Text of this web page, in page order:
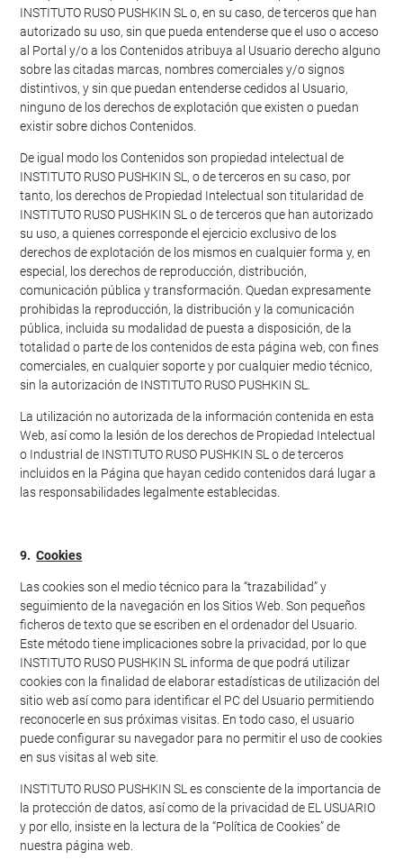
INSTITUTO RUSO PUSHKIN SL o, en su caso, de terceros que han
autorizado su uso, sin que pueda entenderse que el uso o acceso
al Portal y/o a los Contenidos atribuya al Usuario derecho alguno
sobre las citadas marcas, nombres comerciales y/o signos
distintivos, y sin que puedan entenderse cedidos al Usuario,
ninguno de los derechos de explotación que existen o puedan
existir sobre dichos Contenidos.
De igual modo los Contenidos son propiedad intelectual de
INSTITUTO RUSO PUSHKIN SL, o de terceros en su caso, por
tanto, los derechos de Propiedad Intelectual son titularidad de
INSTITUTO RUSO PUSHKIN SL o de terceros que han autorizado
su uso, a quienes corresponde el ejercicio exclusivo de los
derechos de explotación de los mismos en cualquier forma y, en
especial, los derechos de reproducción, distribución,
comunicación pública y transformación. Quedan expresamente
prohibidas la reproducción, la distribución y la comunicación
pública, incluida su modalidad de puesta a disposición, de la
totalidad o parte de los contenidos de esta página web, con fines
comerciales, en cualquier soporte y por cualquier medio técnico,
sin la autorización de INSTITUTO RUSO PUSHKIN SL.
La utilización no autorizada de la información contenida en esta
Web, así como la lesión de los derechos de Propiedad Intelectual
o Industrial de INSTITUTO RUSO PUSHKIN SL o de terceros
incluidos en la Página que hayan cedido contenidos dará lugar a
las responsabilidades legalmente establecidas.
9.Cookies
Las cookies son el medio técnico para la “trazabilidad” y
seguimiento de la navegación en los Sitios Web. Son pequeños
ficheros de texto que se escriben en el ordenador del Usuario.
Este método tiene implicaciones sobre la privacidad, por lo que
INSTITUTO RUSO PUSHKIN SL informa de que podrá utilizar
cookies con la finalidad de elaborar estadísticas de utilización del
sitio web así como para identificar el PC del Usuario permitiendo
reconocerle en sus próximas visitas. En todo caso, el usuario
puede configurar su navegador para no permitir el uso de cookies
en sus visitas al web site.
INSTITUTO RUSO PUSHKIN SL es consciente de la importancia de
la protección de datos, así como de la privacidad de EL USUARIO
y por ello, insiste en la lectura de la “Política de Cookies” de
nuestra página web.